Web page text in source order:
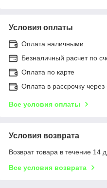
Условия оплаты
Оплата наличными.
Безналичный расчет по
Оплата по карте
Оплата в рассрочку через
Все условия оплаты
Условия возврата
Возврат товара в течение 14
Все условия возврата